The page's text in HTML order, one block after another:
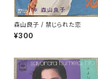
森山良子 / 禁じられた恋
¥300